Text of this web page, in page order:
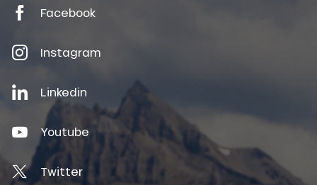
Facebook
Instagram
Linkedin
Youtube
Twitter